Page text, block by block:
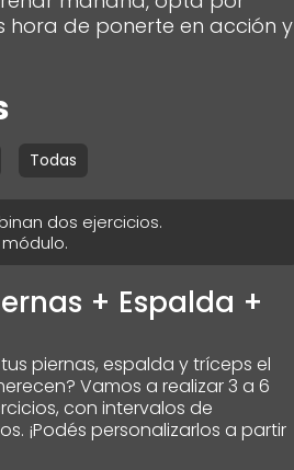
hora de ponerte en acción y
Todas
dos ejercicios.
+ Espalda +
piernas, espalda y tríceps el
Vamos a realizar 3 a 6
con intervalos de
¡Podés personalizarlos a partir